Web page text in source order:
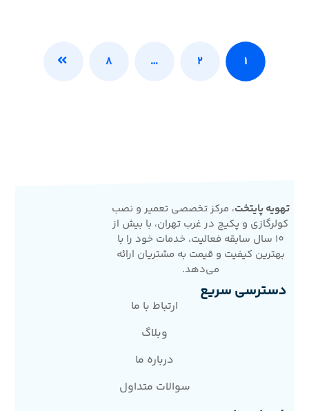
۱ ۲ … ۸
تهویه پایتخت، مرکز تخصصی تعمیر و نصب
کولرگازی و پکیج در غرب تهران، با بیش از
10 سال سابقه فعالیت، خدمات خود را با
بهترین کیفیت و قیمت به مشتریان ارائه
می‌دهد.
دسترسی سریع
ارتباط با ما
وبلاگ
درباره ما
سوالات متداول